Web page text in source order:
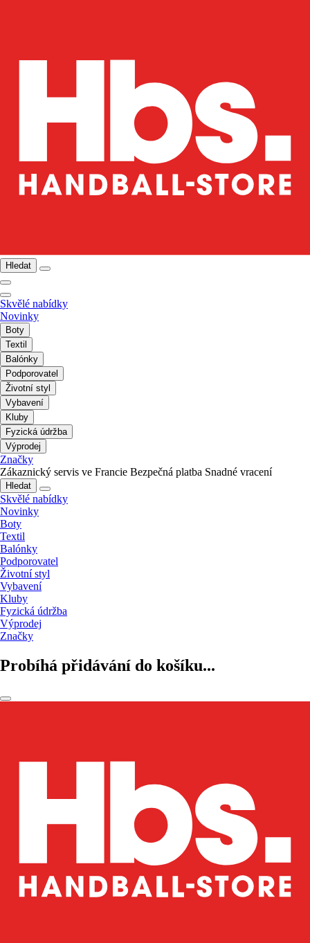
Hledat
Skvělé nabídky
Novinky
Boty
Textil
Balónky
Podporovatel
Životní styl
Vybavení
Kluby
Fyzická údržba
Výprodej
Značky
Zákaznický servis ve Francie Bezpečná platba Snadné vracení
Hledat
Skvělé nabídky
Novinky
Boty
Textil
Balónky
Podporovatel
Životní styl
Vybavení
Kluby
Fyzická údržba
Výprodej
Značky
Probíhá přidávání do košíku...